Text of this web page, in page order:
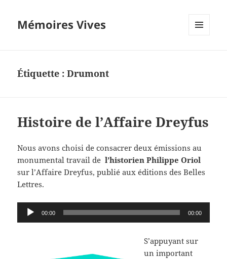
Mémoires Vives
Étiquette :Drumont
Histoire de l’Affaire Dreyfus
Nous avons choisi de consacrer deux émissions au
monumental travail del’historien Philippe Oriol
sur l’Affaire Dreyfus, publié aux éditions des Belles
Lettres.
Lecteur
audio
00:00 00:00
S’appuyant sur
un important